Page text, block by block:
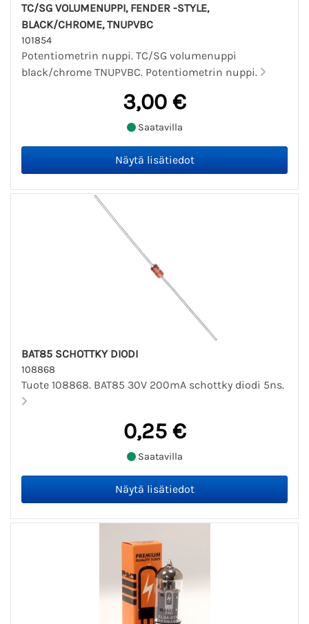
TC/SG VOLUMENUPPI, FENDER -STYLE,
BLACK/CHROME, TNUPVBC
101854
Potentiometrin nuppi. TC/SG volumenuppi
black/chrome TNUPVBC. Potentiometrin nuppi.
3,00 €
Saatavilla
BAT85 SCHOTTKY DIODI
108868
Tuote 108868. BAT85 30V 200mA schottky diodi 5ns.
0,25 €
Saatavilla